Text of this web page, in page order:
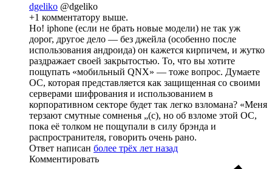
dgeliko @dgeliko
+1 комментатору выше.
Но! iphone (если не брать новые модели) не так уж
дорог, другое дело — без джейла (особенно после
использования андроида) он кажется кирпичем, и жутко
раздражает своей закрытостью. То, что вы хотите
пощупать «мобильный QNX» — тоже вопрос. Думаете
ОС, которая представляется как защищенная со своими
серверами шифрования и использованием в
корпоративном секторе будет так легко взломана? «Меня
терзают смутные сомненья „(с), но об взломе этой ОС,
пока её толком не пощупали в силу брэнда и
распространителя, говорить очень рано.
Ответ написан более трёх лет назад
Комментировать